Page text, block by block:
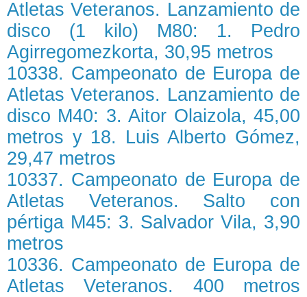
Atletas Veteranos. Lanzamiento de
disco (1 kilo) M80: 1. Pedro
Agirregomezkorta, 30,95 metros
10338. Campeonato de Europa de
Atletas Veteranos. Lanzamiento de
disco M40: 3. Aitor Olaizola, 45,00
metros y 18. Luis Alberto Gómez,
29,47 metros
10337. Campeonato de Europa de
Atletas Veteranos. Salto con
pértiga M45: 3. Salvador Vila, 3,90
metros
10336. Campeonato de Europa de
Atletas Veteranos. 400 metros